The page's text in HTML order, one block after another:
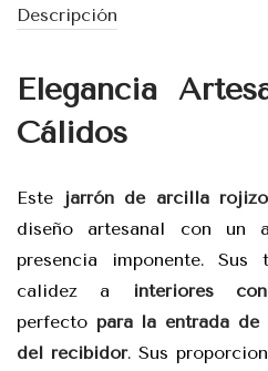
Descripción
Elegancia
Cálidos
Este jarrón de arcilla rojizo
diseño artesanal con un
presencia imponente. Sus
calidez a
interiores
perfecto para la entrada de
del recibidor. Sus